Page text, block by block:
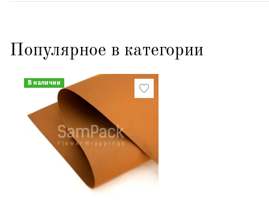
Популярное в категории
В наличии